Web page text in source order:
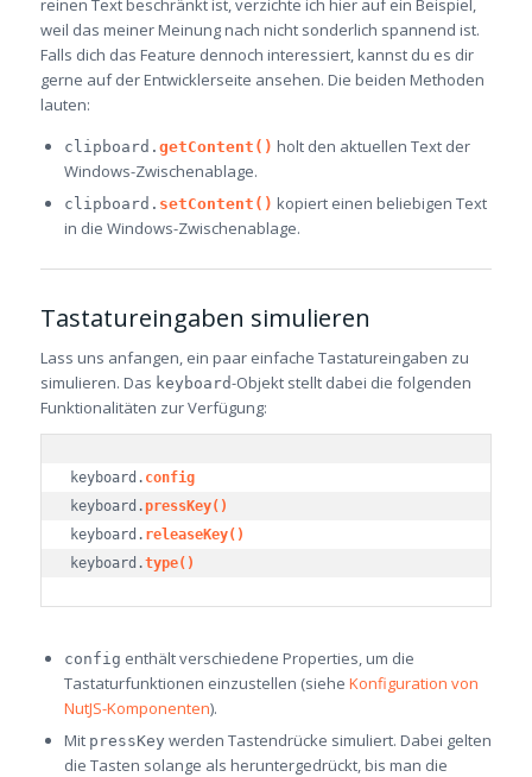
reinen Text beschränkt ist, verzichte ich hier auf ein Beispiel,
weil das meiner Meinung nach nicht sonderlich spannend ist.
Falls dich das Feature dennoch interessiert, kannst du es dir
gerne auf der Entwicklerseite ansehen. Die beiden Methoden
lauten:
clipboard. getContent() holt den aktuellen Text der
Windows-Zwischenablage.
clipboard. setContent() kopiert einen beliebigen Text
in die Windows-Zwischenablage.
Tastatureingaben simulieren
Lass uns anfangen, ein paar einfache Tastatureingaben zu
simulieren. Das keyboard-Objekt stellt dabei die folgenden
Funktionalitäten zur Verfügung:
keyboard. config
keyboard.pressKey()
keyboard. releaseKey()
keyboard.type()
config enthält verschiedene Properties, um die
Tastaturfunktionen einzustellen (siehe Konfiguration von
NutJS-Komponenten).
Mit pressKey werden Tastendrücke simuliert. Dabei gelten
die Tasten solange als heruntergedrückt, bis man die